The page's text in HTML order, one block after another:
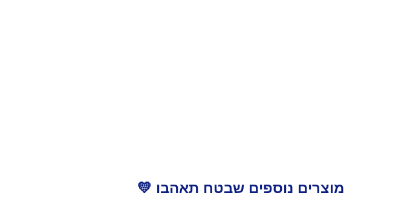
מוצרים נוספים שבטח תאהבו 💛